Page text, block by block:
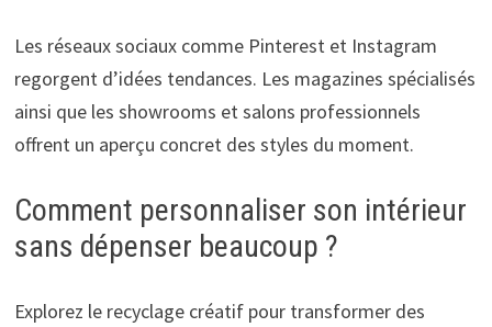
Les réseaux sociaux comme Pinterest et Instagram
regorgent d’idées tendances. Les magazines spécialisés
ainsi que les showrooms et salons professionnels
offrent un aperçu concret des styles du moment.
Comment personnaliser son intérieur
sans dépenser beaucoup ?
Explorez le recyclage créatif pour transformer des